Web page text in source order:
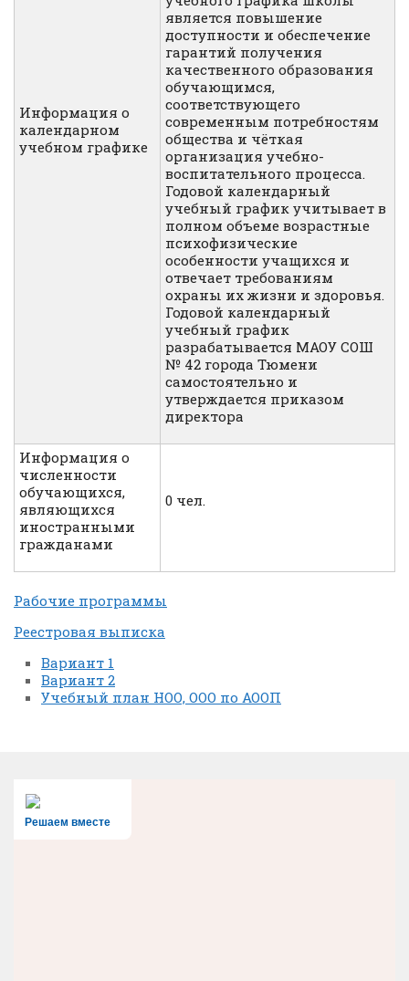
Информация о
календарном
учебном графике
является повышение
доступности и обеспечение
гарантий получения
качественного образования
обучающимся,
соответствующего
современным потребностям
общества и чёткая
организация учебно-
воспитательного процесса.
Годовой календарный
учебный график учитывает в
полном объеме возрастные
психофизические
особенности учащихся и
отвечает требованиям
охраны их жизни и здоровья.
Годовой календарный
учебный график
разрабатывается МАОУ СОШ
№ 42 города Тюмени
самостоятельно и
утверждается приказом
директора
Информация о
численности
обучающихся,
являющихся
иностранными
гражданами
0 чел.
Рабочие программы
Реестровая выписка
Вариант 1
Вариант 2
Учебный план НОО, ООО по АООП
Решаем вместе